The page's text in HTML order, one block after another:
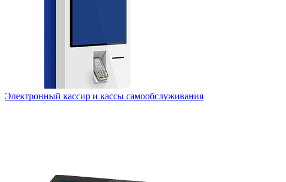
Электронный кассир и кассы самообслуживания